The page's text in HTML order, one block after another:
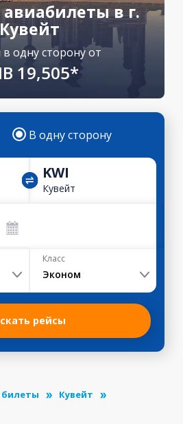
в г.
одну сторону от
19,505*
В одну сторону
KWI
Кувейт
Класс
Эконом
рейсы
Кувейт